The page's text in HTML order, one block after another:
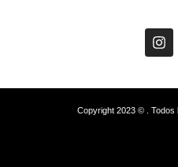
Copyright 2023 © . Todos